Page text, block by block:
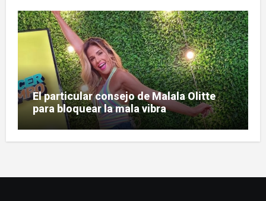
El particular consejo de Malala Olitte
para bloquear la mala vibra